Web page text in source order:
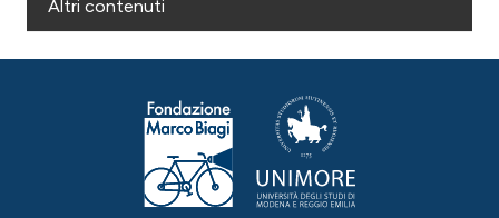
Altri contenuti